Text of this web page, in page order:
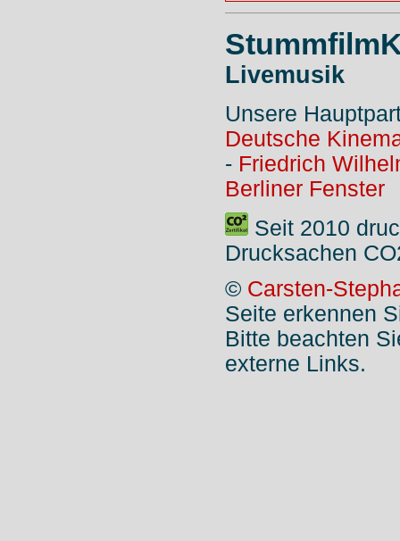
Livemusik
Unsere
Deutsche
- Friedrich
Berliner Fenster
Seit 2010
Drucksachen
© Carsten-
Seite erkennen
Bitte beachten
externe Links.